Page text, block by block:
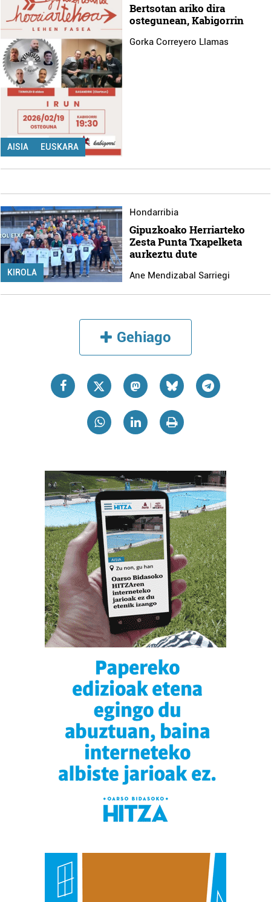
AISIA EUSKARA
Bertsotan ariko dira
ostegunean, Kabigorrin
Gorka Correyero Llamas
KIROLA
Hondarribia
Gipuzkoako Herriarteko
Zesta Punta Txapelketa
aurkeztu dute
Ane Mendizabal Sarriegi
Gehiago